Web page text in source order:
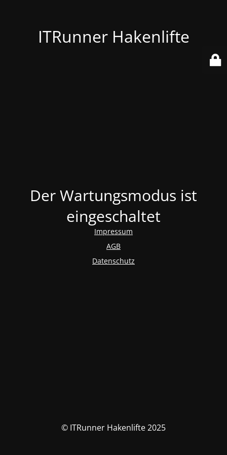
ITRunner Hakenlifte
Der Wartungsmodus ist
eingeschaltet
Impressum
AGB
Datenschutz
© ITRunner Hakenlifte 2025